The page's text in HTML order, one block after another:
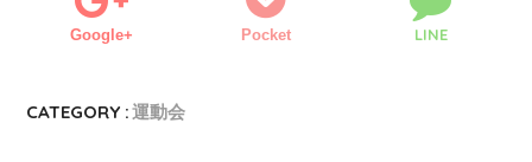
Google+ Pocket LINE
CATEGORY :運動会